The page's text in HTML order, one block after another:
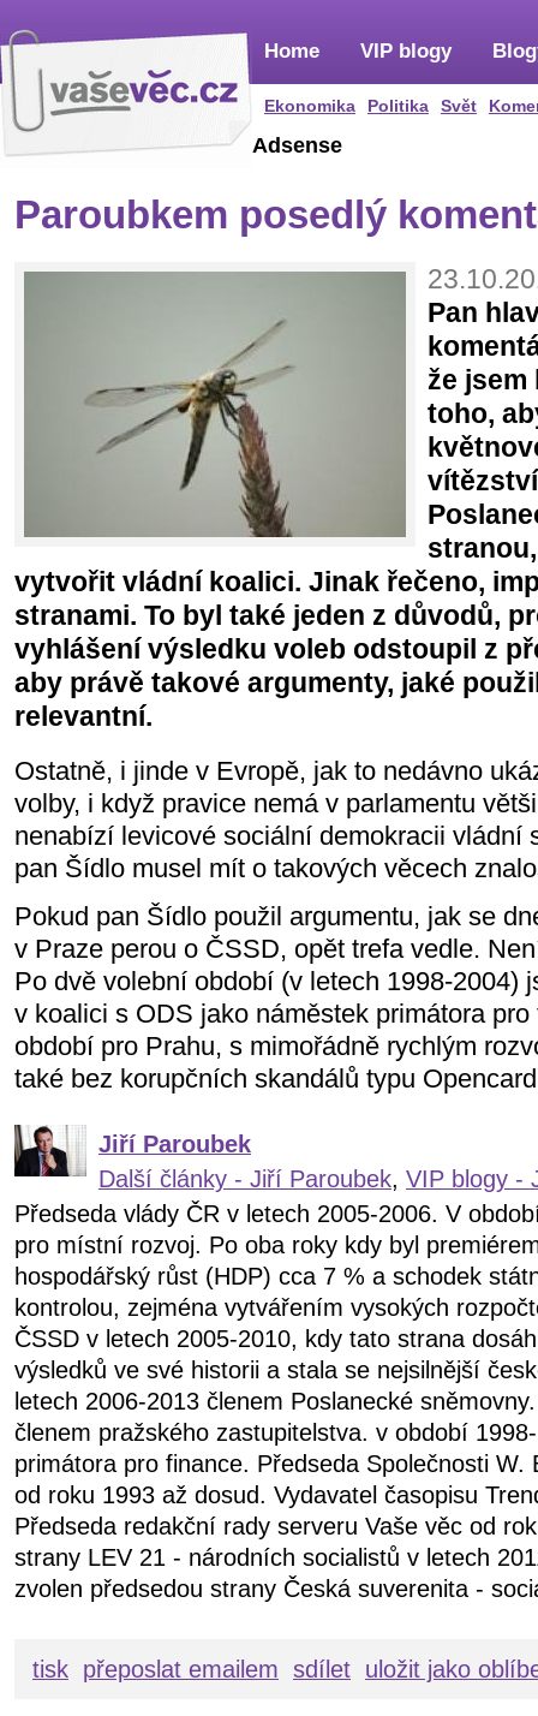
Home
Ekonomika Politika Svět
VIP blogy
Adsense
Paroubkem posedlý
Pan
že jsem
toho,
vytvořit vládní koalici. Jinak řečeno,
stranami. To byl také jeden z důvodů,
vyhlášení výsledku voleb odstoupil z
aby právě takové argumenty, jaké
relevantní.
Ostatně, i jinde v Evropě, jak to nedávno
volby, i když pravice nemá v parlamentu
nenabízí levicové sociální demokracii vládní
pan Šídlo musel mít o takových věcech
Pokud pan Šídlo použil argumentu, jak se
v Praze perou o ČSSD, opět trefa vedle.
Po dvě volební období (v letech 1998-2004)
v koalici s ODS jako náměstek primátora
období pro Prahu, s mimořádně rychlým
také bez korupčních skandálů typu
Jiří Paroubek
Další články - Jiří Paroubek, VIP blogy -
Předseda vlády ČR v letech 2005-2006. V
pro místní rozvoj. Po oba roky kdy byl
hospodářský růst (HDP) cca 7 % a schodek
kontrolou, zejména vytvářením vysokých
ČSSD v letech 2005-2010, kdy tato strana
výsledků ve své historii a stala se nejsilnější
letech 2006-2013 členem Poslanecké
členem pražského zastupitelstva. v období
primátora pro finance. Předseda Společnosti W.
od roku 1993 až dosud. Vydavatel časopisu
Předseda redakční rady serveru Vaše věc od
strany LEV 21 - národních socialistů v letech
zvolen předsedou strany Česká suverenita -
tisk přeposlat emailem sdílet uložit jako